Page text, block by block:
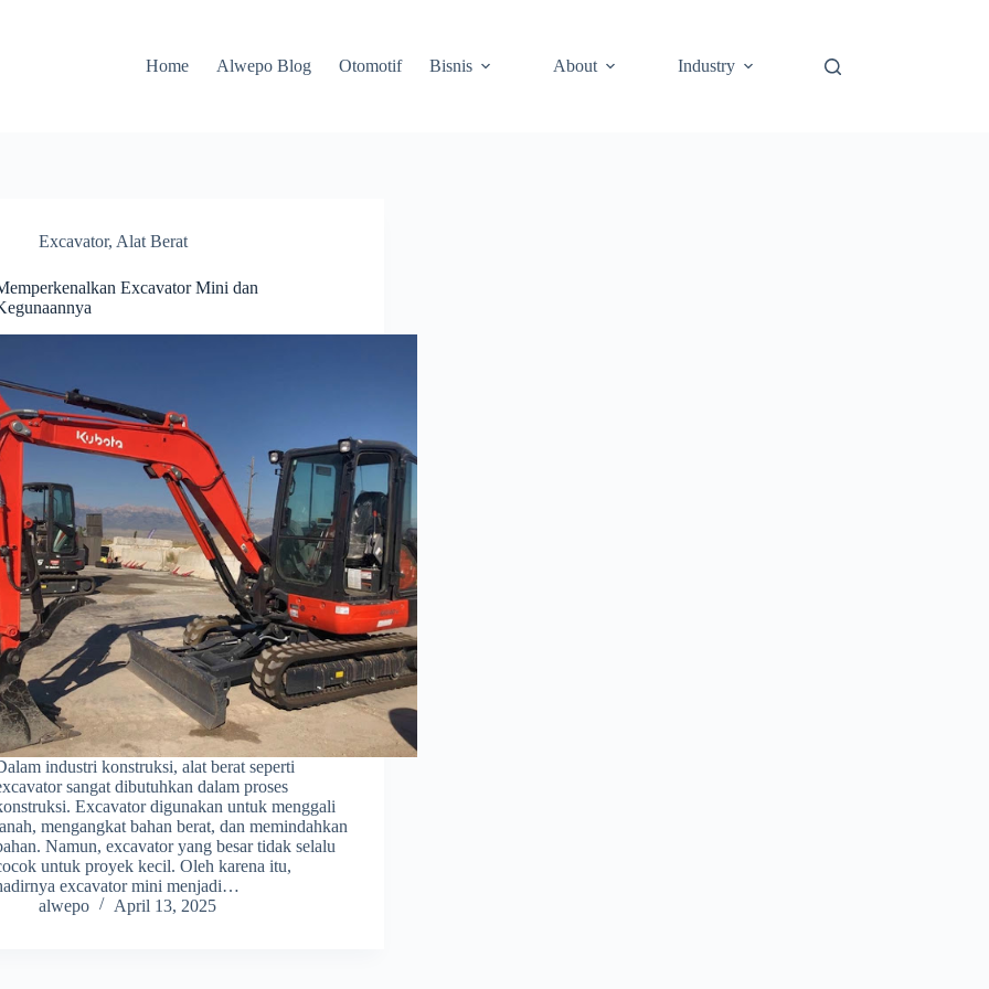
Home
Alwepo Blog Otomotif Bisnis About Industry
Excavator, Alat Berat
Excavator Mini dan
industri konstruksi, alat berat seperti
sangat dibutuhkan dalam proses
Excavator digunakan untuk menggali
mengangkat bahan berat, dan memindahkan
Namun, excavator yang besar tidak selalu
untuk proyek kecil. Oleh karena itu,
excavator mini menjadi…
alwepo
April 13, 2025